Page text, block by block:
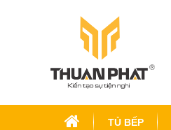
TỦ BẾP